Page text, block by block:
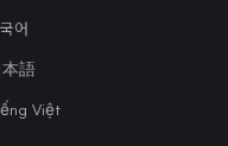
어
本語
Việt